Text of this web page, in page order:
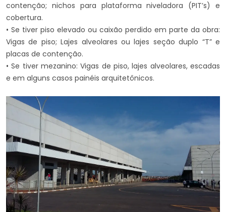
contenção; nichos para plataforma niveladora (PIT’s) e
cobertura.
• Se tiver piso elevado ou caixão perdido em parte da obra:
Vigas de piso; Lajes alveolares ou lajes seção duplo “T” e
placas de contenção.
• Se tiver mezanino: Vigas de piso, lajes alveolares, escadas
e em alguns casos painéis arquitetônicos.